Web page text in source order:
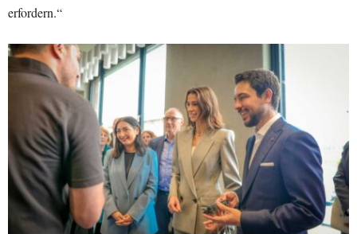
erfordern.“